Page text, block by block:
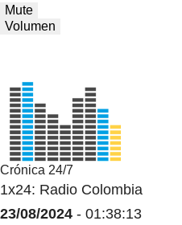
Mute
Volumen
Crónica 24/7
1x24: Radio Colombia
23/08/2024 - 01:38:13